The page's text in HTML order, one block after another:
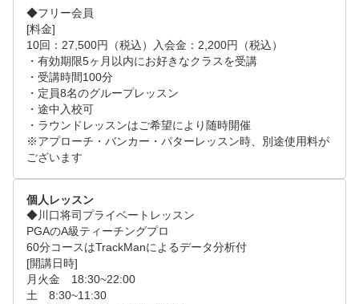
◆フリー会員
[料金]
10回：27,500円（税込）入会金：2,200円（税込）
・有効期限5ヶ月以内にお好きなクラスを受講
・受講時間100分
・定員8名のグループレッスン
・途中入校可
・ラウンドレッスンはご希望により随時開催
※アプローチ・バンカー・パターレッスン時、別途使用料が
ございます
個人レッスン
◆川口将司プライベートレッスン
PGAのA級ティーチングプロ
60分コースはTrackManによるデータ分析付
[開講日時]
月火金　18:30~22:00
土　8:30~11:30